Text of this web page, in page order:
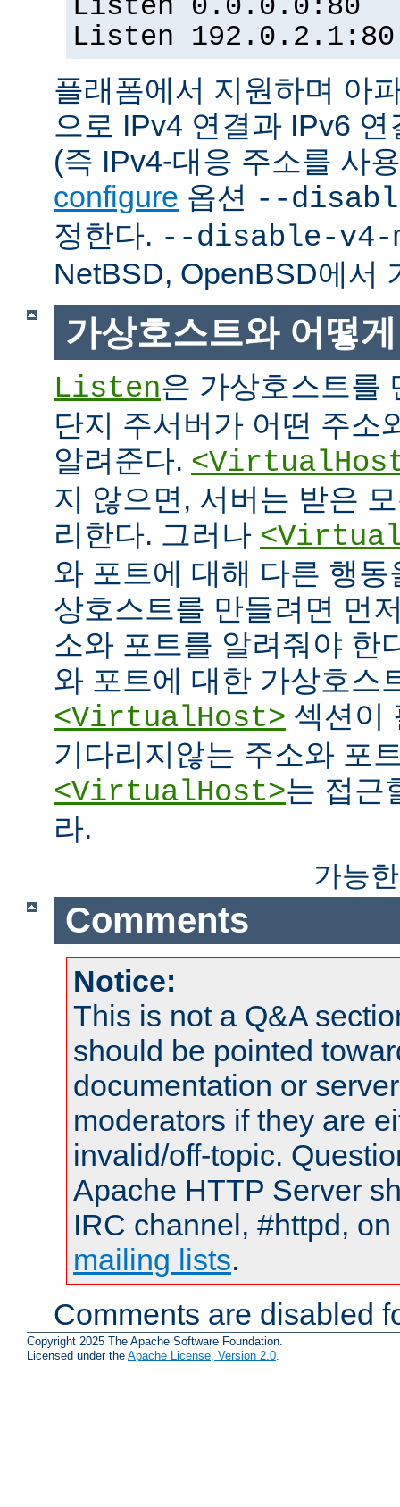
Listen 0.0.0.0:80
Listen 192.0.2.1:80
플래폼에서 지원하며 아
으로 IPv4 연결과 IPv6
(즉 IPv4-대응 주소를 사
configure 옵션 --
정한다. --disable-v4-
NetBSD, OpenBSD에서
가상호스트와 어떻
Listen은 가상호스트를
단지 주서버가 어떤 주소
알려준다.
지 않으면, 서버는 받은
리한다. 그러나
와 포트에 대해 다른 행
상호스트를 만들려면 먼
소와 포트를 알려줘야 한
와 포트에 대한 가상호스
<VirtualHost> 섹션이
기다리지않는 주소와 포
<VirtualHost>는 접근
라.
가능
Comments
Notice:
This is not a Q&A
should be pointed
documentation or
moderators if they are
invalid/off-topic.
Apache HTTP Server
IRC channel, #httpd,
mailing lists.
Comments are disabled
Copyright 2025 The Apache Software Foundation.
Licensed under the Apache License, Version 2.0.